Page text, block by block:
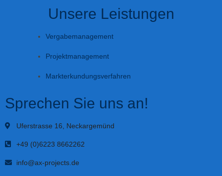
Unsere Leistungen
Vergabemanagement
Projektmanagement
Markterkundungsverfahren
Sprechen Sie uns an!
Uferstrasse 16, Neckargemünd
+49 (0)6223 8662262
info@ax-projects.de